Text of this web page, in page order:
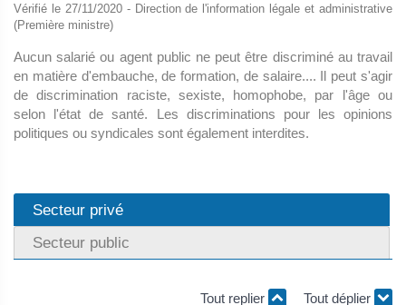
Vérifié le 27/11/2020 - Direction de l'information légale et administrative
(Première ministre)
Aucun salarié ou agent public ne peut être discriminé au travail
en matière d'embauche, de formation, de salaire.... Il peut s'agir
de discrimination raciste, sexiste, homophobe, par l'âge ou
selon l'état de santé. Les discriminations pour les opinions
politiques ou syndicales sont également interdites.
Secteur privé
Secteur public
Tout replier Tout déplier